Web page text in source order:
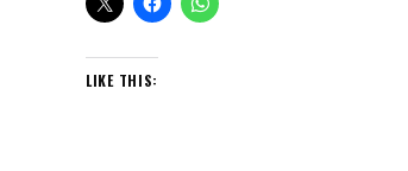
LIKE THIS: